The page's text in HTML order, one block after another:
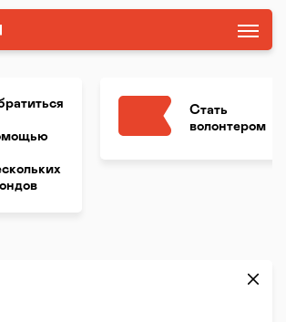
Стать
волонтером